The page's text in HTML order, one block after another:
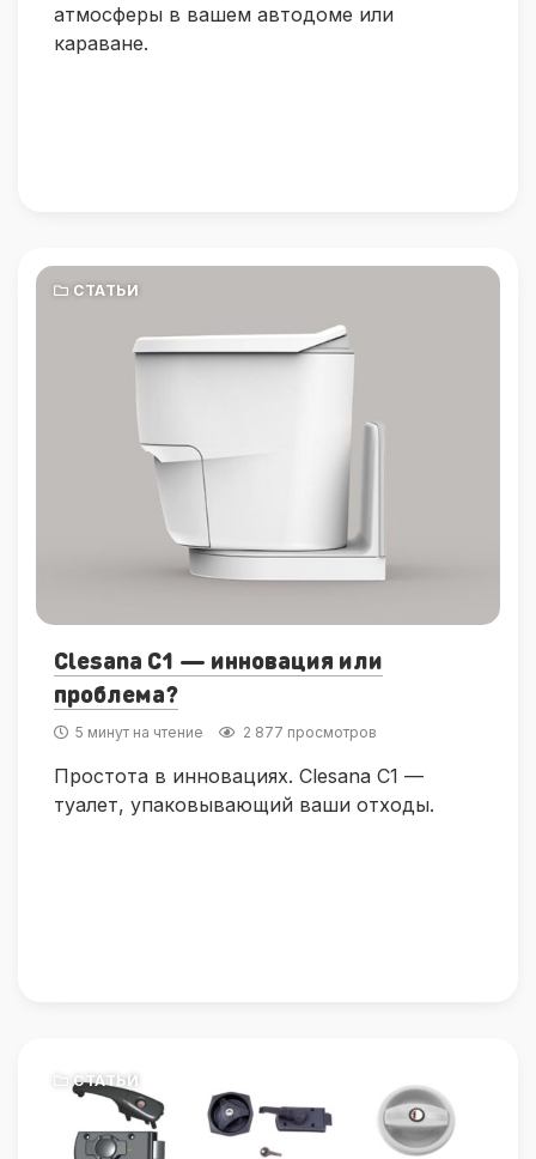
атмосферы в вашем автодоме или
караване.
СТАТЬИ
Clesana C1 — инновация или
проблема?
5 минут на чтение 2 877 просмотров
Простота в инновациях. Clesana C1 —
туалет, упаковывающий ваши отходы.
СТАТЬИ